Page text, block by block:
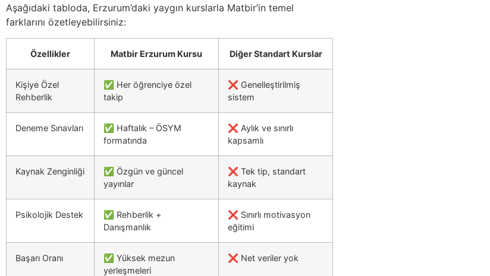
Aşağıdaki tabloda, Erzurum’daki yaygın kurslarla Matbir’in temel
farklarını özetleyebilirsiniz:
Özellikler Matbir Erzurum Kursu Diğer Standart Kurslar
Kişiye Özel
Rehberlik
✅ Her öğrenciye özel
takip
❌ Genelleştirilmiş
sistem
Deneme Sınavları
✅ Haftalık – ÖSYM
formatında
❌ Aylık ve sınırlı
kapsamlı
Kaynak Zenginliği
✅ Özgün ve güncel
yayınlar
❌ Tek tip, standart
kaynak
Psikolojik Destek
✅ Rehberlik +
Danışmanlık
❌ Sınırlı motivasyon
eğitimi
Başarı Oranı
✅ Yüksek mezun
yerleşmeleri
❌ Net veriler yok